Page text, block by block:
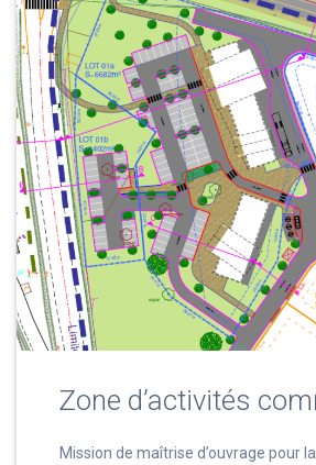
Zone d’activités
Mission de maîtrise d’ouvrage pour